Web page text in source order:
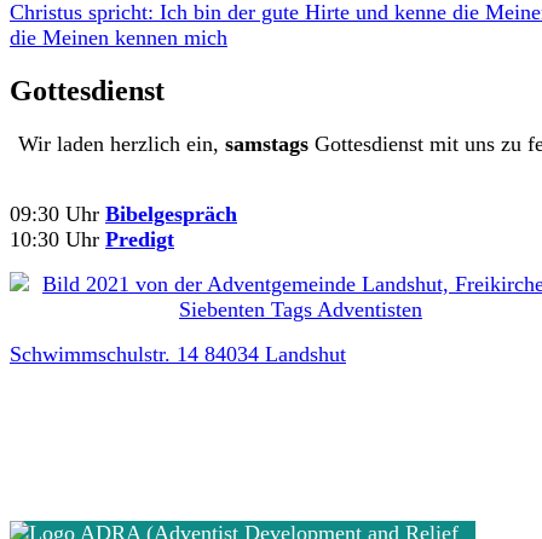
Gottesdienst
Wir laden herzlich ein, samstagsGottesdienst mit uns zu
09:30 Uhr Bibelgespräch
10:30 Uhr Predigt
Schwimmschulstr. 14 84034 Landshut